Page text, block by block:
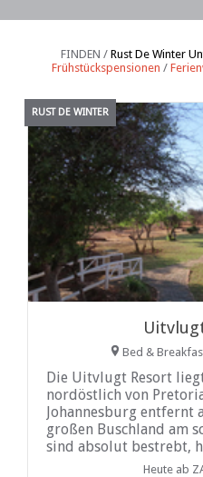
FINDEN / Rust De Winter
Frühstückspensionen /
RUST DE WINTER
Bed &
Die Uitvlugt Resort
nordöstlich von
Johannesburg entfernt
großen Buschland am
sind absolut bestrebt,
zu bieten und Ihren
Heute ab